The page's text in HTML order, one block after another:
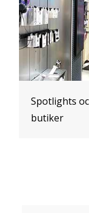
Spotlights
butiker